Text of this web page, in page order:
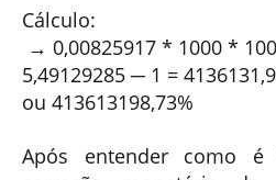
Cálculo:
→ 0,00825917 * 1000 *
5,49129285 ─ 1 =
ou 413613198,73%
Após entender como